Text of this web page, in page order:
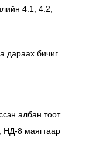
4.1, 4.2,
дараах бичиг
албан тоот
НД-8 маягтаар